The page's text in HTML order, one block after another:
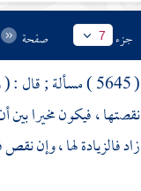
جزء 7 صفحة
( 5645 ) مسألة ; قال : ( وإذا
نقصتها ، فيكون مخيرا
زاد فالزيادة لها ، وإن